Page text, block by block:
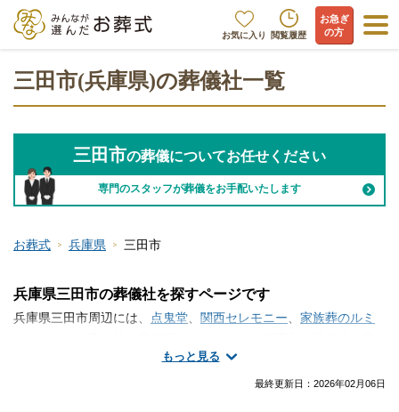
お気に入り 閲覧履歴
お急ぎ
の方
三田市(兵庫県)の葬儀社一覧
三田市の葬儀についてお任せください
専門のスタッフが葬儀をお手配いたします
お葬式 兵庫県 三田市
もっと見る
兵庫県三田市の葬儀社を探すページです
兵庫県三田市周辺には、 点鬼堂、 関西セレモニー、 家族葬のルミ
儀屋さんの情報をお探しですか？火葬のみ、一日葬、家族葬、一
般的なお葬式など、手厚く真心のこもったサービスが魅力の葬儀
最終更新日： 2026年02月06日